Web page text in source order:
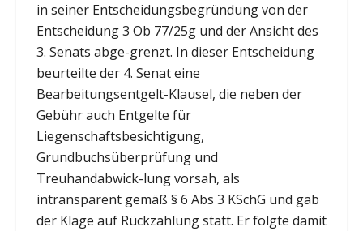
in seiner Entscheidungsbegründung von der
Entscheidung 3 Ob 77/25g und der Ansicht des
3. Senats abge-grenzt. In dieser Entscheidung
beurteilte der 4. Senat eine
Bearbeitungsentgelt-Klausel, die neben der
Gebühr auch Entgelte für
Liegenschaftsbesichtigung,
Grundbuchsüberprüfung und
Treuhandabwick-lung vorsah, als
intransparent gemäß § 6 Abs 3 KSchG und gab
der Klage auf Rückzahlung statt. Er folgte damit